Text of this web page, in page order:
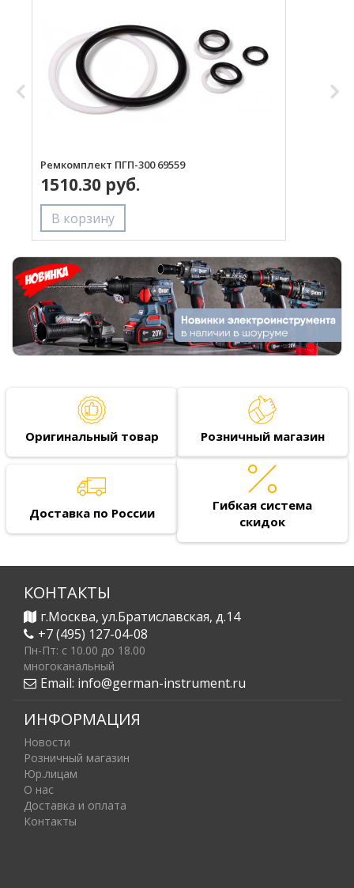
Ремкомплект ПГП-300 69559
1510.30 руб.
Оригинальный товар Розничный магазин
Доставка по России
Гибкая система
скидок
КОНТАКТЫ
г.Москва, ул.Братиславская, д.14
+7 (495) 127-04-08
Пн-Пт: c 10.00 до 18.00
многоканальный
Email: info@german-instrument.ru
ИНФОРМАЦИЯ
Новости
Розничный магазин
Юр.лицам
О нас
Доставка и оплата
Контакты